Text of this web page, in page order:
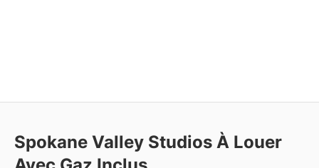
Spokane Valley Studios À Louer